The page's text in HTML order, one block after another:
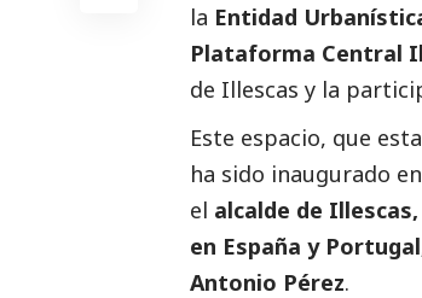
la Entidad
Plataforma Central
de Illescas y la
Este espacio, que
ha sido inaugurado
el alcalde de
en España y
Antonio Pérez.